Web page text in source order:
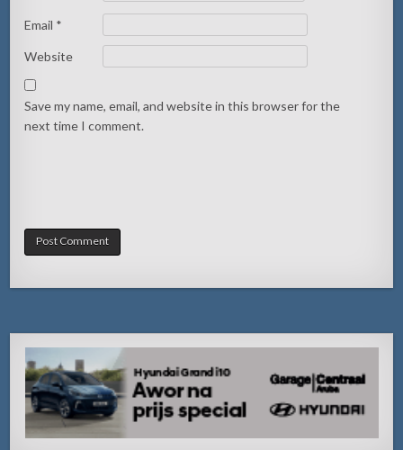
Email *
Website
Save my name, email, and website in this browser for the
next time I comment.